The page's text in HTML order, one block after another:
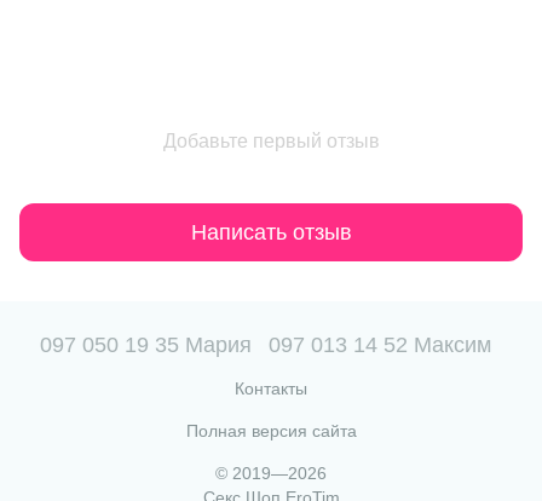
Добавьте первый отзыв
Написать отзыв
097 050 19 35 Мария 097 013 14 52 Максим
Контакты
Полная версия сайта
© 2019—2026
Секс Шоп EroTim